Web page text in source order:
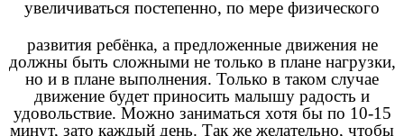
увеличиваться постепенно, по мере физического
развития ребёнка, а предложенные движения не
должны быть сложными не только в плане нагрузки,
но и в плане выполнения. Только в таком случае
движение будет приносить малышу радость и
удовольствие. Можно заниматься хотя бы по 10-15
минут, зато каждый день. Так же желательно, чтобы